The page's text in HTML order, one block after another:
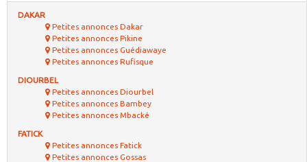
DAKAR
Petites annonces Dakar
Petites annonces Pikine
Petites annonces Guédiawaye
Petites annonces Rufisque
DIOURBEL
Petites annonces Diourbel
Petites annonces Bambey
Petites annonces Mbacké
FATICK
Petites annonces Fatick
Petites annonces Gossas